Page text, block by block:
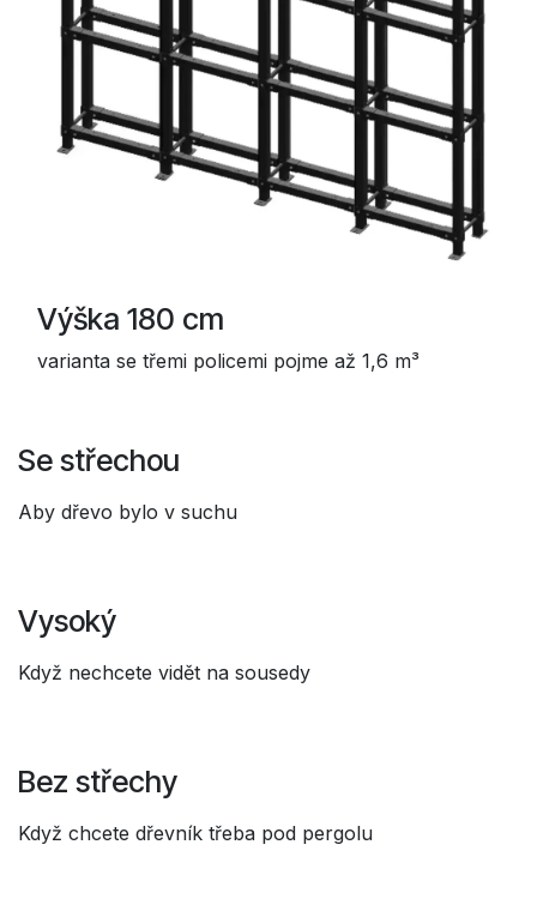
Výška 180 cm
varianta se třemi policemi pojme až 1,6 m³
Se střechou
Aby dřevo bylo v suchu
Vysoký
Když nechcete vidět na sousedy
Bez střechy
Když chcete dřevník třeba pod pergolu